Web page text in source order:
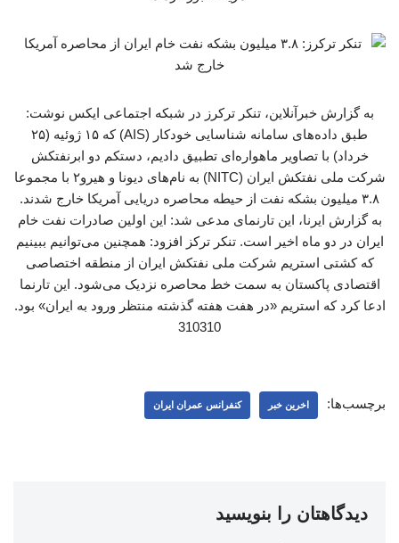
به گزارش خبرآنلاین، تنکر ترکرز در شبکه اجتماعی ایکس نوشت:
طبق داده‌های سامانه شناسایی خودکار (AIS) که ۱۵ ژوئیه (۲۵
خرداد) با تصاویر ماهواره‌ای تطبیق دادیم، دستکم دو ابرنفتکش
شرکت ملی نفتکش ایران (NITC) به نام‌های دیونا و هیرو۲ با مجموعا
۳.۸ میلیون بشکه نفت از حیطه محاصره دریایی آمریکا خارج شدند.
به گزارش ایرنا، این تارنمای مدعی شد: این اولین صادرات نفت خام
ایران در دو ماه اخیر است. تنکر ترکز افزود: همچنین می‌توانیم ببینیم
که کشتی استریم شرکت ملی نفتکش ایران از منطقه اختصاصی
اقتصادی پاکستان به سمت خط محاصره نزدیک می‌شود. این تارنما
ادعا کرد که استریم «در هفت هفته گذشته منتظر ورود به ایران» بود.
310310
برچسب‌ها: اخرین خبر کنفرانس عمران ایران
دیدگاهتان را بنویسید